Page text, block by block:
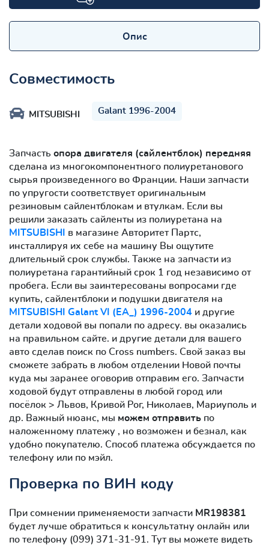
Опис
Совместимость
MITSUBISHI Galant 1996-2004
Запчасть опора двигателя (сайлентблок) передняя
сделана из многокомпонентного полиуретанового
сырья произведенного во Франции. Наши запчасти
по упругости соответствует оригинальным
резиновым сайлентблокам и втулкам. Если вы
решили заказать сайленты из полиуретана на
MITSUBISHI
в магазине Авторитет Партс,
инсталлируя их себе на машину Вы ощутите
длительный срок службы. Также на запчасти из
полиуретана гарантийный срок 1 год независимо от
пробега. Если вы заинтересованы вопросами где
купить, сайлентблоки и подушки двигателя на
MITSUBISHI Galant VI (EA_) 1996-2004 и другие
детали ходовой вы попали по адресу. вы оказались
на правильном сайте. и другие детали для вашего
авто сделав поиск по Cross numbers. Свой заказ вы
сможете забрать в любом отделении Новой почты
куда мы заранее оговорив отправим его. Запчасти
ходовой будут отправлены в любой город или
посёлок > Львов, Кривой Рог, Николаев, Мариуполь и
др. Важный нюанс, мы можем отправить по
наложенному платежу , но возможен и безнал, как
удобно покупателю. Способ платежа обсуждается по
телефону или по мэйл.
Проверка по ВИН коду
При сомнении применяемости запчасти MR198381
будет лучше обратиться к консультатну онлайн или
по телефону (099) 371-31-91. Тут вы можете видеть